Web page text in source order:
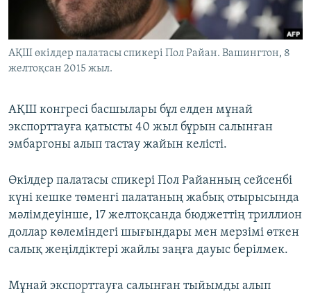
ЖАЗЫЛЫҢЫЗ
Басқа тілдерде
АҚШ өкілдер палатасы спикері Пол Райан. Вашингтон, 8
желтоқсан 2015 жыл.
АҚШ конгресі басшылары бұл елден мұнай
экспорттауға қатысты 40 жыл бұрын салынған
эмбаргоны алып тастау жайын келісті.
Өкілдер палатасы спикері Пол Райанның сейсенбі
күні кешке төменгі палатаның жабық отырысында
мәлімдеуінше, 17 желтоқсанда бюджеттің триллион
доллар көлеміндегі шығындары мен мерзімі өткен
салық жеңілдіктері жайлы заңға дауыс берілмек.
Мұнай экспорттауға салынған тыйымды алып